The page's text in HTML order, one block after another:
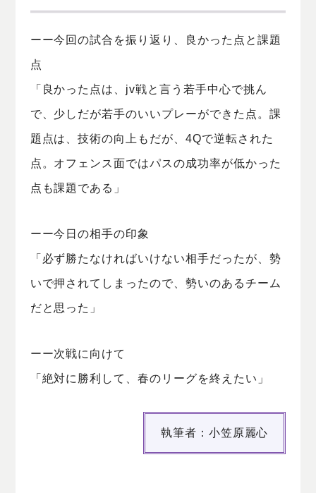
ーー今回の試合を振り返り、良かった点と課題
点
「良かった点は、jv戦と言う若手中心で挑ん
で、少しだが若手のいいプレーができた点。課
題点は、技術の向上もだが、4Qで逆転された
点。オフェンス面ではパスの成功率が低かった
点も課題である」
ーー今日の相手の印象
「必ず勝たなければいけない相手だったが、勢
いで押されてしまったので、勢いのあるチーム
だと思った」
ーー次戦に向けて
「絶対に勝利して、春のリーグを終えたい」
執筆者：小笠原麗心